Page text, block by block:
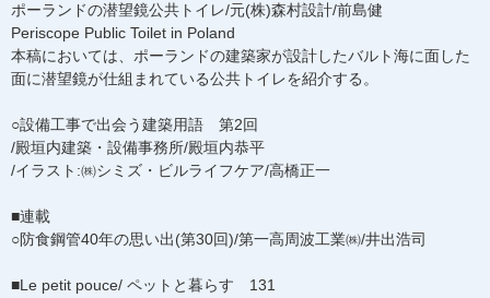
ポーランドの潜望鏡公共トイレ/元(株)森村設計/前島健
Periscope Public Toilet in Poland
本稿においては、ポーランドの建築家が設計したバルト海に面した
面に潜望鏡が仕組まれている公共トイレを紹介する。
○設備工事で出会う建築用語 第2回
/殿垣内建築・設備事務所/殿垣内恭平
/イラスト:㈱シミズ・ビルライフケア/高橋正一
■連載
○防食鋼管40年の思い出(第30回)/第一高周波工業㈱/井出浩司
■Le petit pouce/ ペットと暮らす 131